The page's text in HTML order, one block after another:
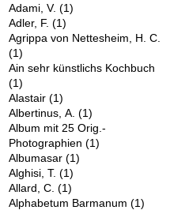
Adami, V.(1)
Adler, F.(1)
Agrippa von Nettesheim, H. C.
(1)
Ain sehr künstlichs Kochbuch
(1)
Alastair(1)
Albertinus, A.(1)
Album mit 25 Orig.-
Photographien(1)
Albumasar(1)
Alghisi, T.(1)
Allard, C.(1)
Alphabetum Barmanum(1)